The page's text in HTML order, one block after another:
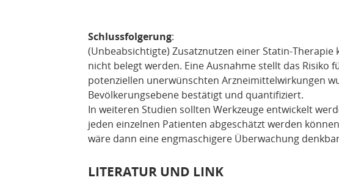
Schlussfolgerung:
(Unbeabsichtigte) Zusatznutzen einer Statin-
nicht belegt werden. Eine Ausnahme stellt das Risiko
potenziellen unerwünschten Arzneimittelwirkungen
Bevölkerungsebene bestätigt und quantifiziert.
In weiteren Studien sollten Werkzeuge entwickelt
jeden einzelnen Patienten abgeschätzt werden
wäre dann eine engmaschigere Überwachung
LITERATUR UND LINK